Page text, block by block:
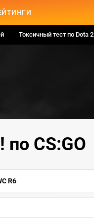
Токсичный тест по Dota 2
CS:GO
R6